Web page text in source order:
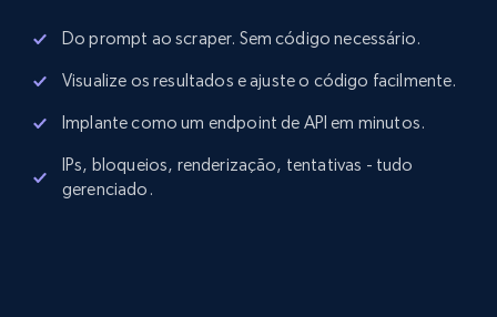
Do prompt ao scraper. Sem código necessário.
Visualize os resultados e ajuste o código facilmente.
Implante como um endpoint de API em minutos.
IPs, bloqueios, renderização, tentativas - tudo
gerenciado.